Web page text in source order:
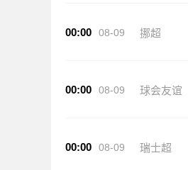
00:00 08-09 挪超
00:00 08-09 球会友谊
00:00 08-09 瑞士超